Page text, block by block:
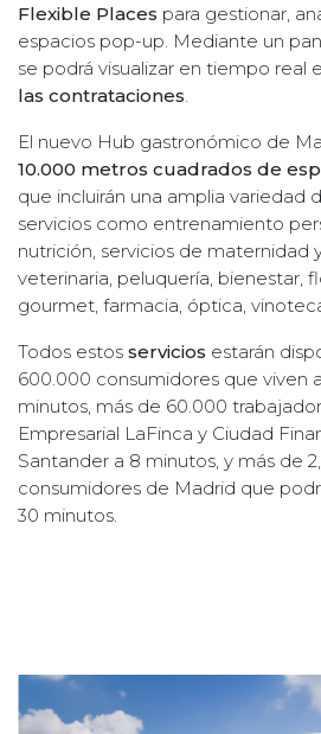
Flexible Places para gestionar,
espacios pop-up. Mediante un
se podrá visualizar en tiempo real
las contrataciones.
El nuevo Hub gastronómico de
10.000 metros cuadrados de
que incluirán una amplia variedad
servicios como entrenamiento
nutrición, servicios de maternidad
veterinaria, peluquería, bienestar,
gourmet, farmacia, óptica,
Todos estos servicios estarán
600.000 consumidores que viven
minutos, más de 60.000
Empresarial LaFinca y Ciudad
Santander a 8 minutos, y más de
consumidores de Madrid que
30 minutos.